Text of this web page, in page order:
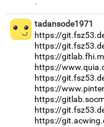
·
tadansode1971
https://
https://
https://
https://
https://
https://
https://
https://
https://